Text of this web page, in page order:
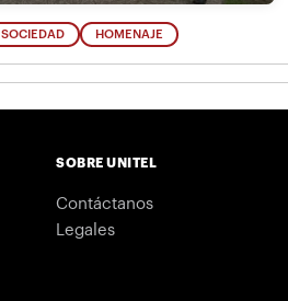
SOCIEDAD HOMENAJE
SOBRE UNITEL
Contáctanos
Legales